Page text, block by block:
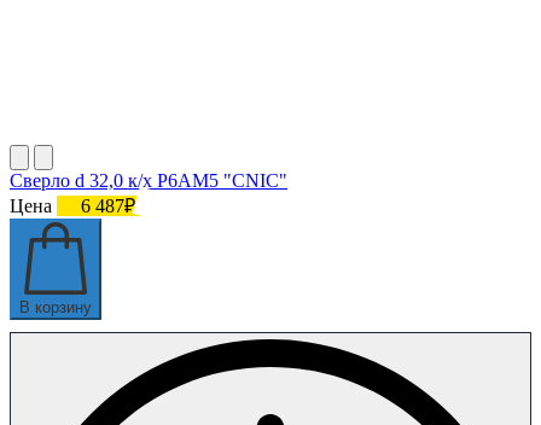
Сверло d 32,0 к/х Р6АМ5 "CNIC"
Цена
6 487₽
В корзину